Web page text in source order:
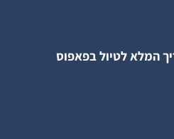
המלא לטיול בפאפוס